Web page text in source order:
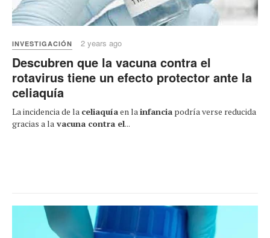
INVESTIGACIÓN 2 years ago
Descubren que la vacuna contra el
rotavirus tiene un efecto protector ante la
celiaquía
La incidencia de la celiaquíaen lainfancia podría verse reducida
gracias a la vacuna contra el...